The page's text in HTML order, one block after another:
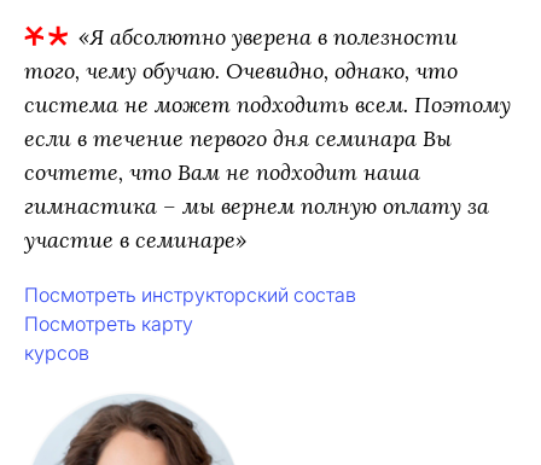
«Я абсолютно уверена в полезности
того, чему обучаю. Очевидно, однако, что
система не может подходить всем. Поэтому
если в течение первого дня семинара Вы
сочтете, что Вам не подходит наша
гимнастика – мы вернем полную оплату за
участие в семинаре»
Посмотреть инструкторский состав
Посмотреть карту
курсов